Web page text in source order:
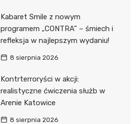
Kabaret Smile z nowym
programem „CONTRA” – śmiech i
refleksja w najlepszym wydaniu!
8 sierpnia 2026
Kontrterroryści w akcji:
realistyczne ćwiczenia służb w
Arenie Katowice
8 sierpnia 2026